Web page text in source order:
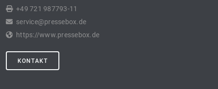
+49 721 987793-11
service@pressebox.de
https://www.pressebox.de
KONTAKT